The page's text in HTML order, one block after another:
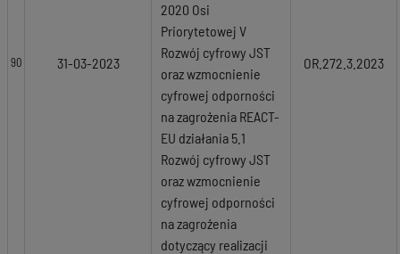
90 31-03-2023
2020 Osi
Priorytetowej V
Rozwój cyfrowy JST
oraz wzmocnienie
cyfrowej odporności
na zagrożenia REACT-
EU działania 5.1
Rozwój cyfrowy JST
oraz wzmocnienie
cyfrowej odporności
na zagrożenia
dotyczący realizacji
OR.272.3.2023